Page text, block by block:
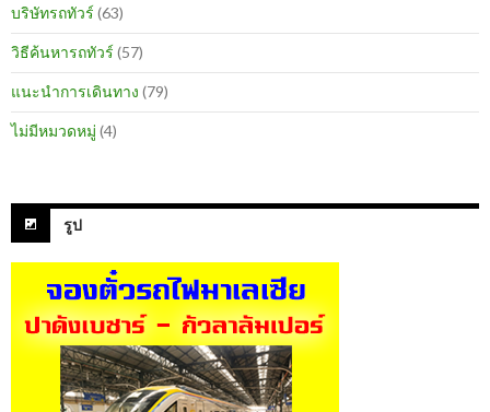
บริษัทรถทัวร์ (63)
วิธีค้นหารถทัวร์ (57)
แนะนำการเดินทาง (79)
ไม่มีหมวดหมู่ (4)
รูป